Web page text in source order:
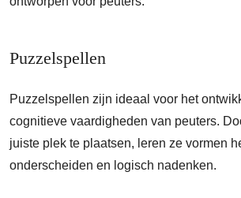
Puzzelspellen
Puzzelspellen zijn ideaal voor het
cognitieve vaardigheden van peuters.
juiste plek te plaatsen, leren ze vormen
onderscheiden en logisch nadenken.